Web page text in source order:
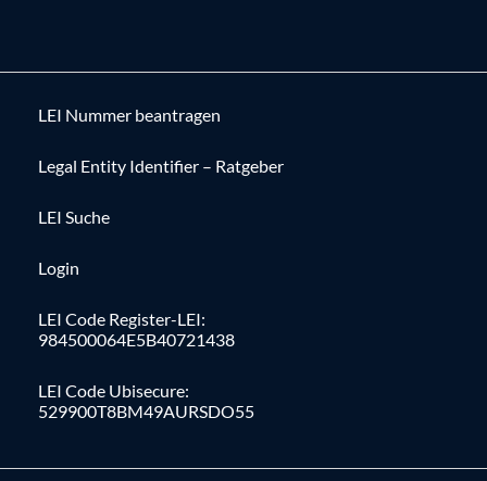
LEI Nummer beantragen
Legal Entity Identifier – Ratgeber
LEI Suche
Login
LEI Code Register-LEI:
984500064E5B40721438
LEI Code Ubisecure:
529900T8BM49AURSDO55